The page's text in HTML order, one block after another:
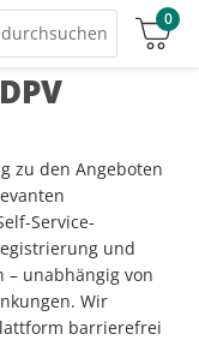
0
zu den Angeboten
Service-
und
– unabhängig von
Wir
barrierefrei